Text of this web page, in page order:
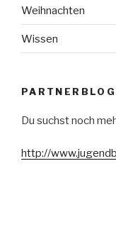
Weihnachten
Wissen
PARTNERBLOG
Du suchst noch
http://